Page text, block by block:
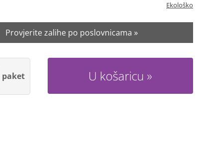
Ekološko
Provjerite zalihe po poslovnicama »
U košaricu
paket